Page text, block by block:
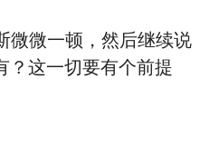
微一顿，然后继续说
？这一切要有个前提